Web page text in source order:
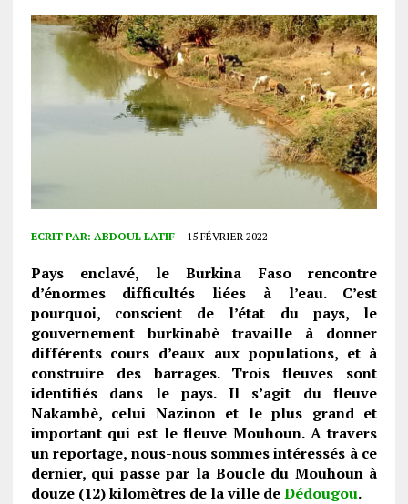
ECRIT PAR: ABDOUL LATIF 15 FÉVRIER 2022
Pays enclavé, le Burkina Faso rencontre
d’énormes difficultés liées à l’eau. C’est
pourquoi, conscient de l’état du pays, le
gouvernement burkinabè travaille à donner
différents cours d’eaux aux populations, et à
construire des barrages. Trois fleuves sont
identifiés dans le pays. Il s’agit du fleuve
Nakambè, celui Nazinon et le plus grand et
important qui est le fleuve Mouhoun. A travers
un reportage, nous-nous sommes intéressés à ce
dernier, qui passe par la Boucle du Mouhounà
douze (12) kilomètres de la ville deDédougou.